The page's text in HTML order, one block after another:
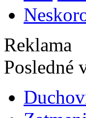
Reklama
Posledné